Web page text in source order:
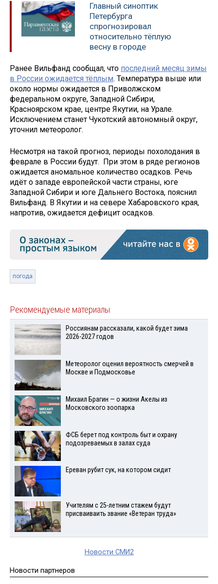
Главный синоптик
Петербурга
спрогнозировал
относительно тёплую
весну в городе
Ранее Вильфанд сообщал, что последний месяц зимы
в России ожидается тёплым. Температура выше или
около нормы ожидается в Приволжском
федеральном округе, Западной Сибири,
Красноярском крае, центре Якутии, на Урале.
Исключением станет Чукотский автономный округ,
уточнил метеоролог.
Несмотря на такой прогноз, периоды похолодания в
феврале в России будут. При этом в ряде регионов
ожидается аномальное количество осадков. Речь
идёт о западе европейской части страны, юге
Западной Сибири и юге Дальнего Востока, пояснил
Вильфанд. В Якутии и на севере Хабаровского края,
напротив, ожидается дефицит осадков.
погода
Рекомендуемые материалы
Россиянам рассказали, какой будет зима
2026-2027 годов
Метеоролог оценил вероятность смерчей в
Москве и Подмосковье
Михаил Брагин — о жизни Акелы из
Московского зоопарка
ФСБ берет под контроль быт и охрану
подозреваемых в залах суда
Ереван рубит сук, на котором сидит
Учителям с 25-летним стажем будут
присваиваить звание «Ветеран труда»
Новости СМИ2
Новости партнеров